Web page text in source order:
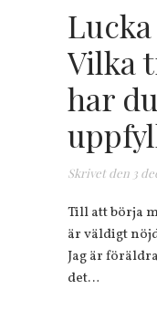
Vilka
har
Skrivet den 3
Till att börja
är väldigt
Jag är
det…